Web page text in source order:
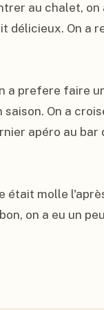
au chalet,
délicieux. On a
a prefere faire
On a
apéro au
était molle
on a eu un